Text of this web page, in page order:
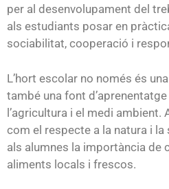
per al desenvolupament del
als estudiants posar en
sociabilitat, cooperació i
L’hort escolar no només és
també una font
l’agricultura i el medi ambient.
com el respecte a la natura i
als alumnes la importància de
aliments locals i frescos.